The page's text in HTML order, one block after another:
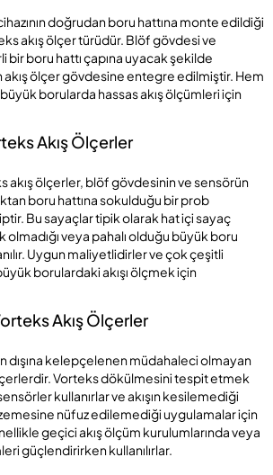
doğrudan boru hattına monte edildiği
akış ölçer türüdür. Blöf gövdesi ve
bir boru hattı çapına uyacak şekilde
akış ölçer gövdesine entegre edilmiştir. Hem
borularda hassas akış ölçümleri için
Akış Ölçerler
akış ölçerler, blöf gövdesinin ve sensörün
boru hattına sokulduğu bir prob
Bu sayaçlar tipik olarak hat içi sayaç
olmadığı veya pahalı olduğu büyük boru
Uygun maliyetlidirler ve çok çeşitli
borulardaki akışı ölçmek için
Akış Ölçerler
dışına kelepçelenen müdahaleci olmayan
Vorteks dökülmesini tespit etmek
kullanırlar ve akışın kesilemediği
nüfuz edilemediği uygulamalar için
geçici akış ölçüm kurulumlarında veya
güçlendirirken kullanılırlar.